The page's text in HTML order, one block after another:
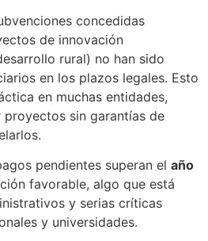
concedidas
de innovación
rural) no han sido
en los plazos legales. Esto
en muchas entidades,
sin garantías de
pendientes superan el año
favorable, algo que está
y serias críticas
y universidades.